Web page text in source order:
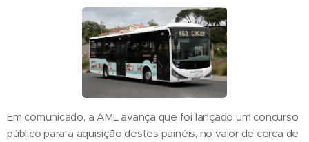
Em comunicado, a AML avança que foi lançado um concurso
público para a aquisição destes painéis, no valor de cerca de